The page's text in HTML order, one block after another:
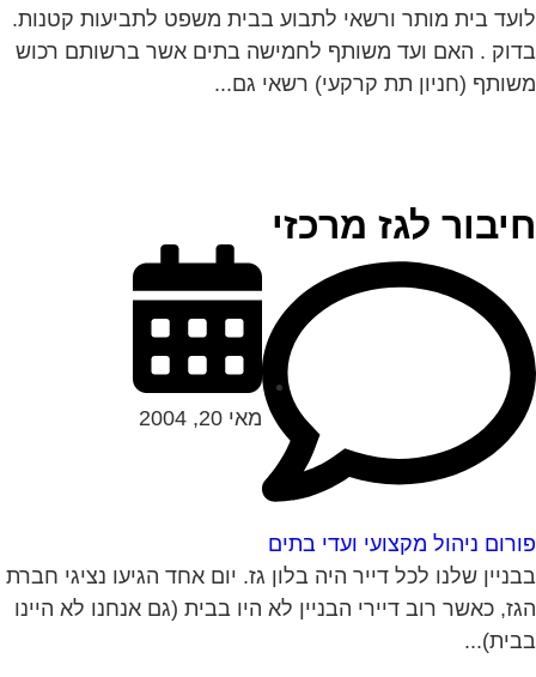
בית מותר ורשאי לתבוע בבית משפט לתביעות קטנות.
. האם ועד משותף לחמישה בתים אשר ברשותם רכוש
(חניון תת קרקעי) רשאי גם...
לגז מרכזי
ניהול מקצועי ועדי בתים
מאי 20, 2004
שלנו לכל דייר היה בלון גז. יום אחד הגיעו נציגי חברת
כאשר רוב דיירי הבניין לא היו בבית (גם אנחנו לא היינו